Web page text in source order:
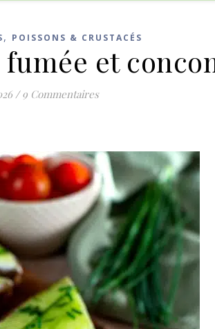
, POISSONS & CRUSTACÉS
et
/ 9 Commentaires